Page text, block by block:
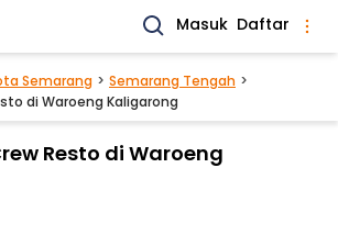
Masuk Daftar
Semarang
Semarang Tengah
di Waroeng Kaligarong
Resto di Waroeng